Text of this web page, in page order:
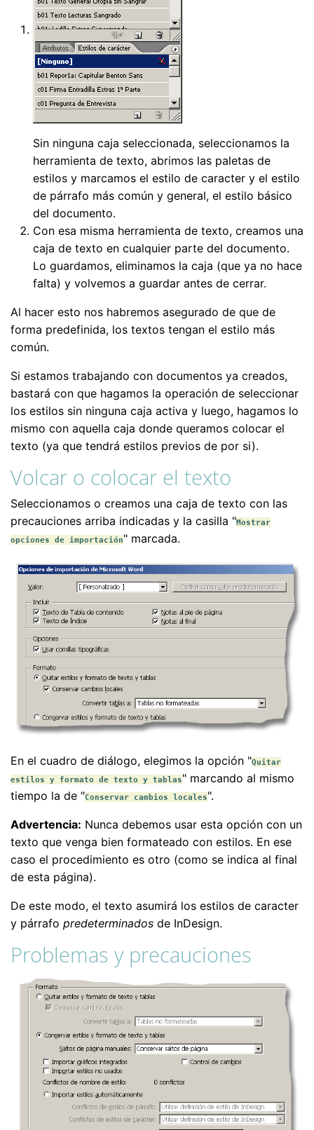
Sin ninguna caja seleccionada, seleccionamos la
herramienta de texto, abrimos las paletas de
estilos y marcamos el estilo de caracter y el estilo
de párrafo más común y general, el estilo básico
del documento.
Con esa misma herramienta de texto, creamos una
caja de texto en cualquier parte del documento.
Lo guardamos, eliminamos la caja (que ya no hace
falta) y volvemos a guardar antes de cerrar.
Al hacer esto nos habremos asegurado de que de
forma predefinida, los textos tengan el estilo más
común.
Si estamos trabajando con documentos ya creados,
bastará con que hagamos la operación de seleccionar
los estilos sin ninguna caja activa y luego, hagamos lo
mismo con aquella caja donde queramos colocar el
texto (ya que tendrá estilos previos de por si).
Volcar o colocar el texto
Seleccionamos o creamos una caja de texto con las
precauciones arriba indicadas y la casilla "Mostrar
opciones de importación" marcada.
En el cuadro de diálogo, elegimos la opción "Quitar
estilos y formato de texto y tablas" marcando al mismo
tiempo la de "Conservar cambios locales".
Advertencia: Nunca debemos usar esta opción con un
texto que venga bien formateado con estilos. En ese
caso el procedimiento es otro (como se indica al final
de esta página).
De este modo, el texto asumirá los estilos de caracter
y párrafo predeterminados de InDesign.
Problemas y precauciones